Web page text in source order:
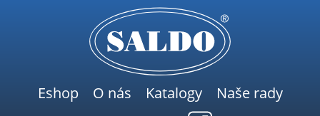
Eshop O nás Katalogy
Naše rady